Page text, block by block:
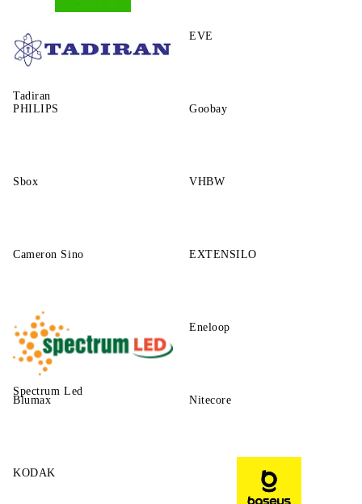
Tadiran
EVE
PHILIPS Goobay
Sbox VHBW
Cameron Sino EXTENSILO
Spectrum Led
Eneloop
Blumax Nitecore
KODAK